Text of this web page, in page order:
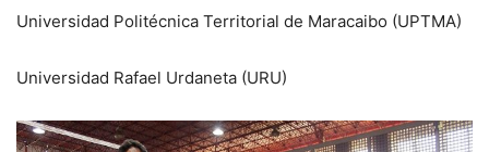
Universidad Politécnica Territorial de Maracaibo (UPTMA)
Universidad Rafael Urdaneta (URU)